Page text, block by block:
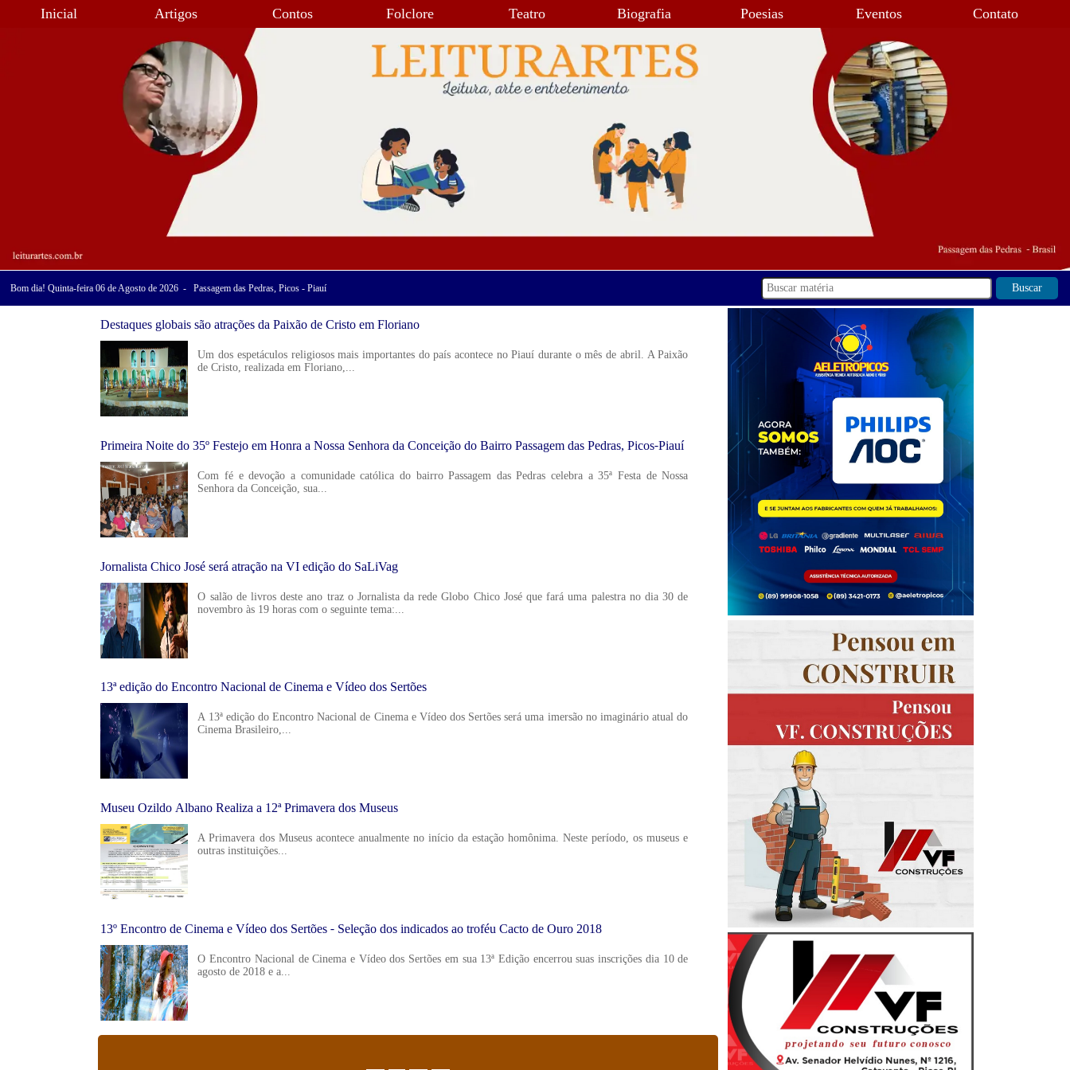
Inicial Artigos Contos Folclore Teatro Biografia Poesias Eventos Contato
Buscar
Bom dia! Quinta-feira 06 de Agosto de 2026 - Passagem das Pedras, Picos - Piauí
Destaques globais são atrações da Paixão de Cristo em Floriano
Um dos espetáculos religiosos mais importantes do país acontece no Piauí durante o mês de abril. A Paixão
de Cristo, realizada em Floriano,...
Primeira Noite do 35º Festejo em Honra a Nossa Senhora da Conceição do Bairro Passagem das Pedras, Picos-Piauí
Com fé e devoção a comunidade católica do bairro Passagem das Pedras celebra a 35ª Festa de Nossa
Senhora da Conceição, sua...
Jornalista Chico José será atração na VI edição do SaLiVag
O salão de livros deste ano traz o Jornalista da rede Globo Chico José que fará uma palestra no dia 30 de
novembro às 19 horas com o seguinte tema:...
13ª edição do Encontro Nacional de Cinema e Vídeo dos Sertões
A 13ª edição do Encontro Nacional de Cinema e Vídeo dos Sertões será uma imersão no imaginário atual do
Cinema Brasileiro,...
Museu Ozildo Albano Realiza a 12ª Primavera dos Museus
A Primavera dos Museus acontece anualmente no início da estação homônima. Neste período, os museus e
outras instituições...
13º Encontro de Cinema e Vídeo dos Sertões - Seleção dos indicados ao troféu Cacto de Ouro 2018
O Encontro Nacional de Cinema e Vídeo dos Sertões em sua 13ª Edição encerrou suas inscrições dia 10 de
agosto de 2018 e a...